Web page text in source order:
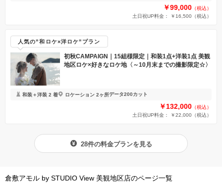
￥99,000 （税込）
土日祝UP料金： ￥16,500 （税込）
人気の”和ロケ×洋ロケ”プラン
初秋CAMPAIGN｜15組様限定｜和装1点+洋装1点 美観
地区ロケ×好きなロケ地〈～10月末までの撮影限定☆〉
和装＋洋装 2 着 ロケーション 2ヶ所データ200カット
￥132,000 （税込）
土日祝UP料金： ￥22,000 （税込）
28件の料金プランを見る
倉敷アモル by STUDIO View 美観地区店のページ一覧